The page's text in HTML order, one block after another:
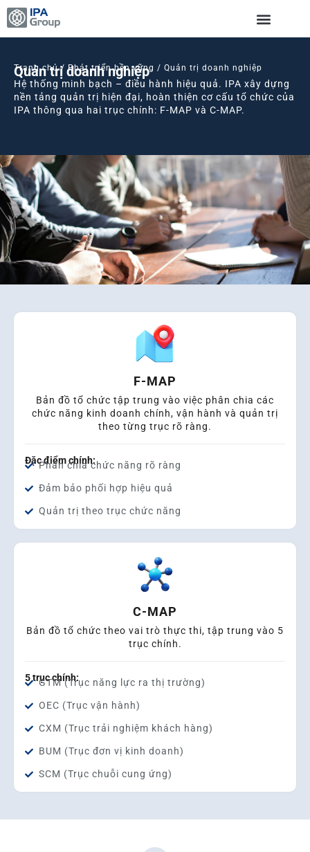
Trang chủ / Phát triển bền vững / Quản trị doanh nghiệp
Quản trị doanh nghiệp
Hệ thống minh bạch – điều hành hiệu quả. IPA xây dựng
nền tảng quản trị hiện đại, hoàn thiện cơ cấu tổ chức của
IPA thông qua hai trục chính: F-MAP và C-MAP.
F-MAP
Bản đồ tổ chức tập trung vào việc phân chia các
chức năng kinh doanh chính, vận hành và quản trị
theo từng trục rõ ràng.
Đặc điểm chính:
Phân chia chức năng rõ ràng
Đảm bảo phối hợp hiệu quả
Quản trị theo trục chức năng
C-MAP
Bản đồ tổ chức theo vai trò thực thi, tập trung vào 5
trục chính.
5 trục chính:
GTM (Trục năng lực ra thị trường)
OEC (Trục vận hành)
CXM (Trục trải nghiệm khách hàng)
BUM (Trục đơn vị kinh doanh)
SCM (Trục chuỗi cung ứng)